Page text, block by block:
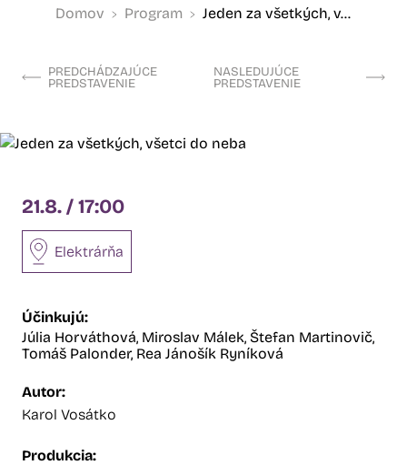
Domov Program Jeden za všetkých, v...
PREDCHÁDZAJÚCE
PREDSTAVENIE
NASLEDUJÚCE
PREDSTAVENIE
21.8. / 17:00
Elektrárňa
Účinkujú:
Júlia Horváthová, Miroslav Málek, Štefan Martinovič,
Tomáš Palonder, Rea Jánošík Ryníková
Autor:
Karol Vosátko
Produkcia: